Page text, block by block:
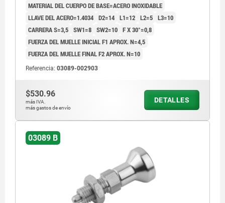
MATERIAL DEL CUERPO DE BASE=ACERO INOXIDABLE
LLAVE DEL ACERO=1.4034 D2=14 L1=12 L2=5 L3=10
CARRERA S=3,5 SW1=8 SW2=10 F X 30°=0,8
FUERZA DEL MUELLE INICIAL F1 APROX. N=4,5
FUERZA DEL MUELLE FINAL F2 APROX. N=10
Referencia: 03089-002903
$530.96
más IVA.
más gastos de envío
DETALLES
03089 B